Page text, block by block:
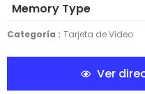
Memory Type
Categoría : Tarjeta de Video
Ver